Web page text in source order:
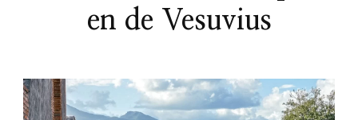
en de Vesuvius